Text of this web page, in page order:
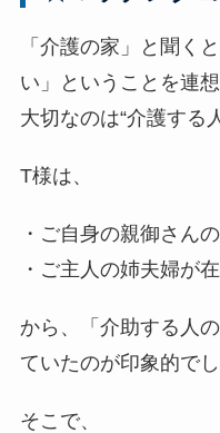
「介護の家」と聞く
い」ということを連
大切なのは“介護する
T様は、
・ご自身の親御さん
・ご主人の姉夫婦が
から、「介助する人
ていたのが印象的でし
そこで、